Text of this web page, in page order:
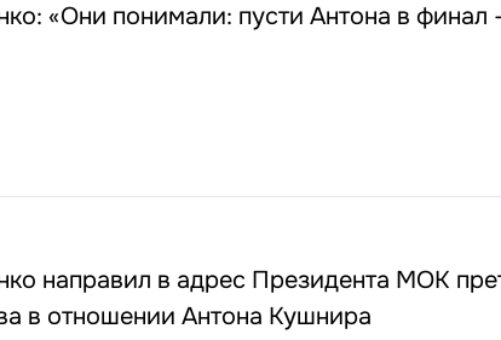
«Они понимали: пусти Антона в финал
направил в адрес Президента МОК
в отношении Антона Кушнира